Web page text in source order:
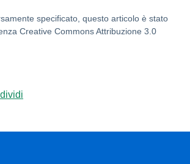
specificato, questo articolo è stato
Creative Commons Attribuzione 3.0